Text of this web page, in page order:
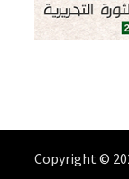
Copyright ©